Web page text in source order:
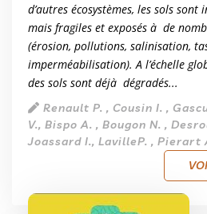
d’autres écosystèmes, les sols
mais fragiles et exposés à de
(érosion, pollutions, salinisation,
imperméabilisation). A l’échelle
des sols sont déjà dégradés...
Renault P. , Cousin I. ,
V., Bispo A. , Bougon N. ,
Joassard I., LavilleP. , Pierart